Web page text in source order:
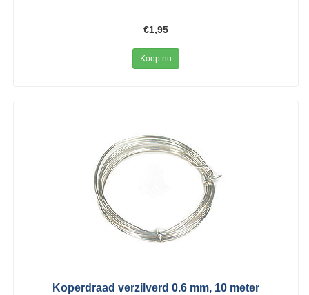
€1,95
Koop nu
Koperdraad verzilverd 0.6 mm, 10 meter